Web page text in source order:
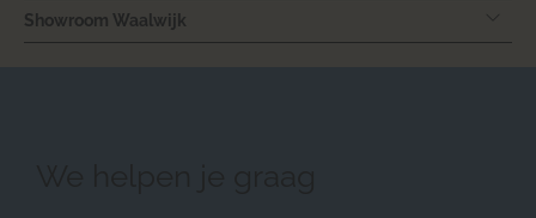
Showroom Waalwijk